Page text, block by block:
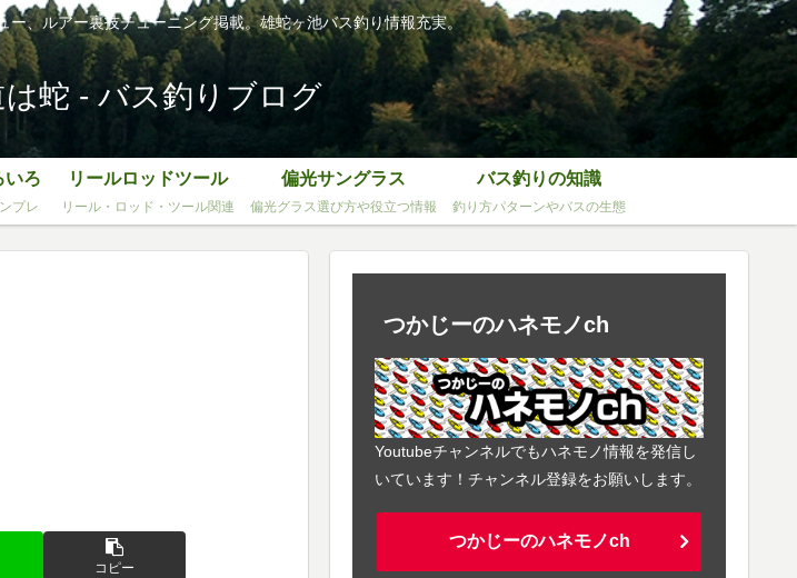
、ルアー裏技チューニング掲載。雄蛇ヶ池バス釣り情報充実。
蛇 - バス釣りブログ
いろ
プレ
リールロッドツール
リール・ロッド・ツール関連
偏光サングラス
偏光グラス選び方や役立つ情報
バス釣りの知識
釣り方パターンやバスの生態
コピー
つかじーのハネモノch
Youtubeチャンネルでもハネモノ情報を発信し
いています！チャンネル登録をお願いします。
つかじーのハネモノch